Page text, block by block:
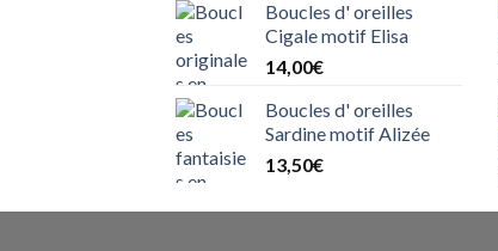
Boucles d' oreilles
Cigale motif Elisa
14,00€
Boucles d' oreilles
Sardine motif Alizée
13,50€